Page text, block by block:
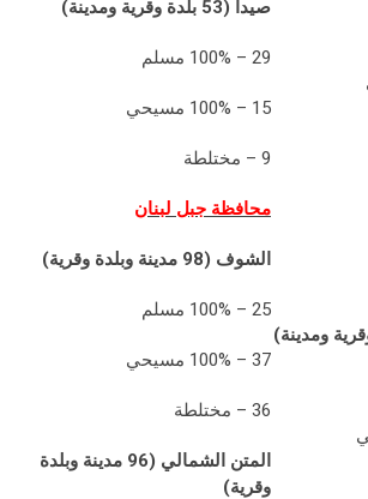
صيدا (53 بلدة وقرية ومدينة)
29 – 100% مسلم
15 – 100% مسيحي
9 – مختلطة
محافظة جبل لبنان
الشوف (98 مدينة وبلدة وقرية)
25 – 100% مسلم
37 – 100% مسيحي
36 – مختلطة
المتن الشمالي (96 مدينة وبلدة
وقرية)